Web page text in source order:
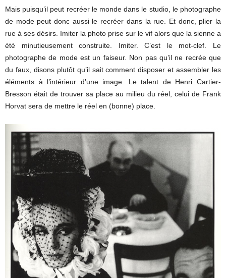
Mais puisqu’il peut recréer le monde dans le studio, le photographe
de mode peut donc aussi le recréer dans la rue. Et donc, plier la
rue à ses désirs. Imiter la photo prise sur le vif alors que la sienne a
été minutieusement construite. Imiter. C’est le mot-clef. Le
photographe de mode est un faiseur. Non pas qu’il ne recrée que
du faux, disons plutôt qu’il sait comment disposer et assembler les
éléments à l’intérieur d’une image. Le talent de Henri Cartier-
Bresson était de trouver sa place au milieu du réel, celui de Frank
Horvat sera de mettre le réel en (bonne) place.